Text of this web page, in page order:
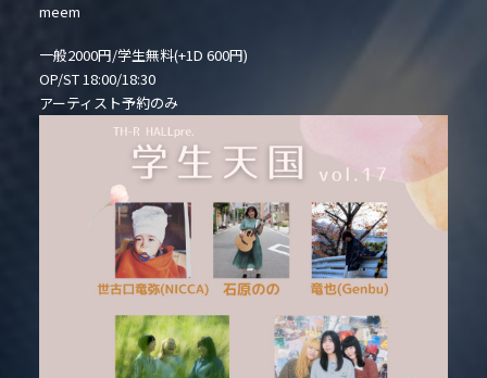
meem
一般2000円/学生無料(+1D 600円)
OP/ST 18:00/18:30
アーティスト予約のみ